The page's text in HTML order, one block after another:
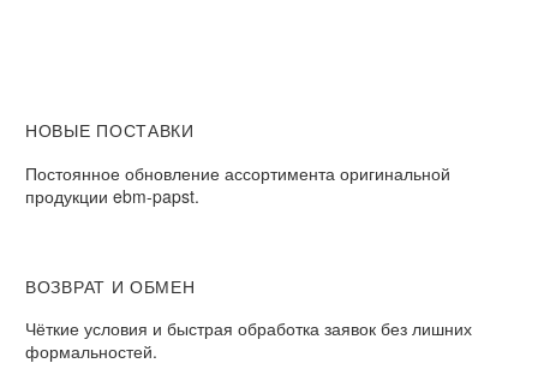
НОВЫЕ ПОСТАВКИ
Постоянное обновление ассортимента оригинальной
продукции ebm-papst.
ВОЗВРАТ И ОБМЕН
Чёткие условия и быстрая обработка заявок без лишних
формальностей.